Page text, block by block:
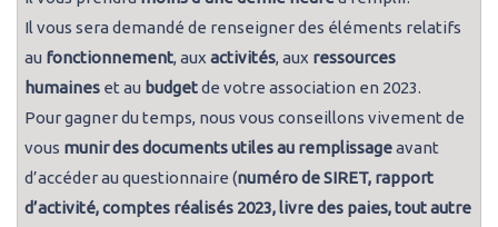
Il vous sera demandé de renseigner des éléments relatifs
au fonctionnement, aux activités, aux ressources
humaines et au budgetde votre association en 2023.
Pour gagner du temps, nous vous conseillons vivement de
vous munir des documents utiles au remplissageavant
d’accéder au questionnaire (numéro de SIRET, rapport
d’activité,comptes réalisés 2023, livre des paies, tout autre